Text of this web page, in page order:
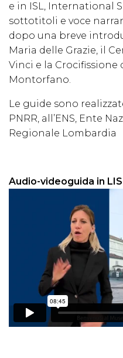
e in ISL, International
sottotitoli e voce
dopo una breve
Maria delle Grazie, il
Vinci e la
Montorfano.
Le guide sono
PNRR, all’ENS, Ente
Regionale Lombardia
Audio-videoguida in